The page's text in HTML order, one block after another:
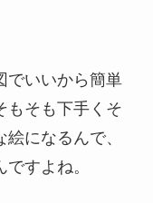
でいいから簡単
もそも下手くそ
になるんで、
すよね。